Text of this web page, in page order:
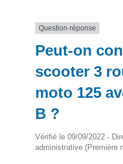
Question-réponse
Peut-on
scooter 3
moto 125
B ?
Vérifié le 09/09/2022 -
administrative (Première